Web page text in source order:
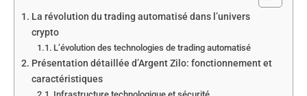
La révolution du trading automatisé dans l’univers
crypto
L’évolution des technologies de trading automatisé
Présentation détaillée d’Argent Zilo: fonctionnement et
caractéristiques